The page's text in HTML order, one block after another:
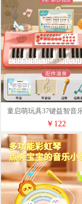
童启萌玩具37键益智音
￥122